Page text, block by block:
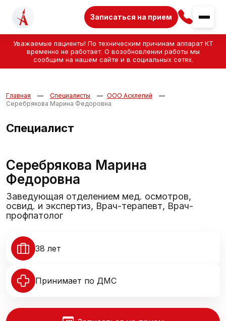
Уважаемые пациенты! По техническим причинам аппарат КТ
временно не работает. О возобновлении работы мы
сообщим на нашем сайте и в социальных сетях.
Записаться на прием
Главная Специалисты
ООО Асклепий
Серебрякова Марина Федоровна
Специалист
Серебрякова Марина
Федоровна
Заведующая отделением мед. осмотров,
освид. и экспертиз, Врач-терапевт, Врач-
профпатолог
38 лет
Принимает по ДМС